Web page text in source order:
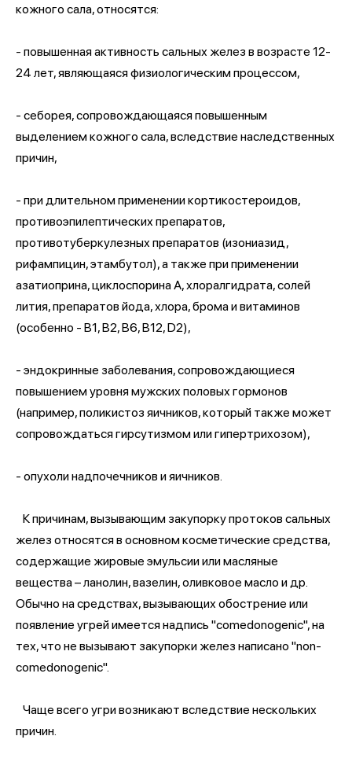
кожного сала, относятся:
- повышенная активность сальных желез в возрасте 12-
24 лет, являющаяся физиологическим процессом,
- себорея, сопровождающаяся повышенным
выделением кожного сала, вследствие наследственных
причин,
- при длительном применении кортикостероидов,
противоэпилептических препаратов,
противотуберкулезных препаратов (изониазид,
рифампицин, этамбутол), а также при применении
азатиоприна, циклоспорина А, хлоралгидрата, солей
лития, препаратов йода, хлора, брома и витаминов
(особенно - В1, B2, В6, В12, D2),
- эндокринные заболевания, сопровождающиеся
повышением уровня мужских половых гормонов
(например, поликистоз яичников, который также может
сопровождаться гирсутизмом или гипертрихозом),
- опухоли надпочечников и яичников.
К причинам, вызывающим закупорку протоков сальных
желез относятся в основном косметические средства,
содержащие жировые эмульсии или масляные
вещества – ланолин, вазелин, оливковое масло и др.
Обычно на средствах, вызывающих обострение или
появление угрей имеется надпись "cоmedonogenic", на
тех, что не вызывают закупорки желез написано "non-
cоmedonogenic".
Чаще всего угри возникают вследствие нескольких
причин.